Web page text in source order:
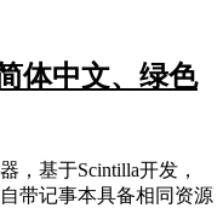
体中文、绿色
，基于Scintilla开发，
带记事本具备相同资源